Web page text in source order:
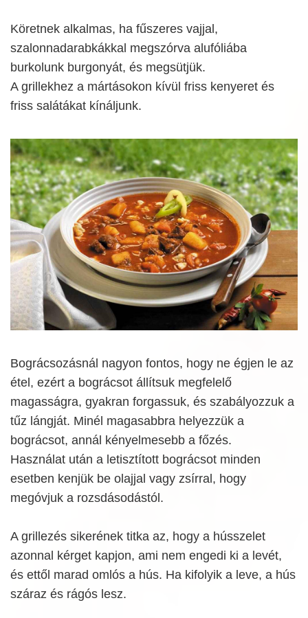
Köretnek alkalmas, ha fűszeres vajjal,
szalonnadarabkákkal megszórva alufóliába
burkolunk burgonyát, és megsütjük.
A grillekhez a mártásokon kívül friss kenyeret és
friss salátákat kínáljunk.
Bográcsozásnál nagyon fontos, hogy ne égjen le az
étel, ezért a bográcsot állítsuk megfelelő
magasságra, gyakran forgassuk, és szabályozzuk a
tűz lángját. Minél magasabbra helyezzük a
bográcsot, annál kényelmesebb a főzés.
Használat után a letisztított bográcsot minden
esetben kenjük be olajjal vagy zsírral, hogy
megóvjuk a rozsdásodástól.
A grillezés sikerének titka az, hogy a hússzelet
azonnal kérget kapjon, ami nem engedi ki a levét,
és ettől marad omlós a hús. Ha kifolyik a leve, a hús
száraz és rágós lesz.